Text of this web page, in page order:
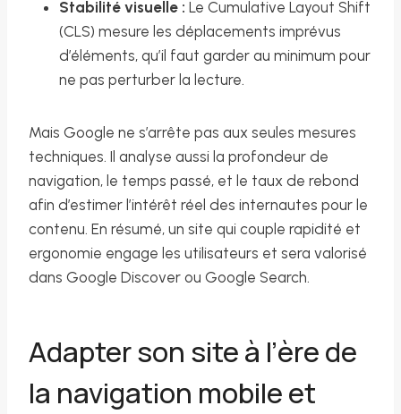
Stabilité visuelle : Le Cumulative Layout Shift
(CLS) mesure les déplacements imprévus
d’éléments, qu’il faut garder au minimum pour
ne pas perturber la lecture.
Mais Google ne s’arrête pas aux seules mesures
techniques. Il analyse aussi la profondeur de
navigation, le temps passé, et le taux de rebond
afin d’estimer l’intérêt réel des internautes pour le
contenu. En résumé, un site qui couple rapidité et
ergonomie engage les utilisateurs et sera valorisé
dans Google Discover ou Google Search.
Adapter son site à l’ère de
la navigation mobile et